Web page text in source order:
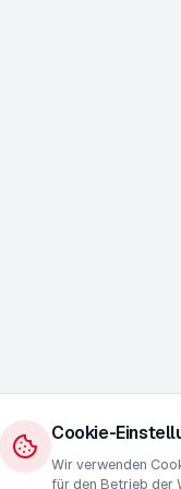
Cookie-
Wir verwenden
für den Betrieb der